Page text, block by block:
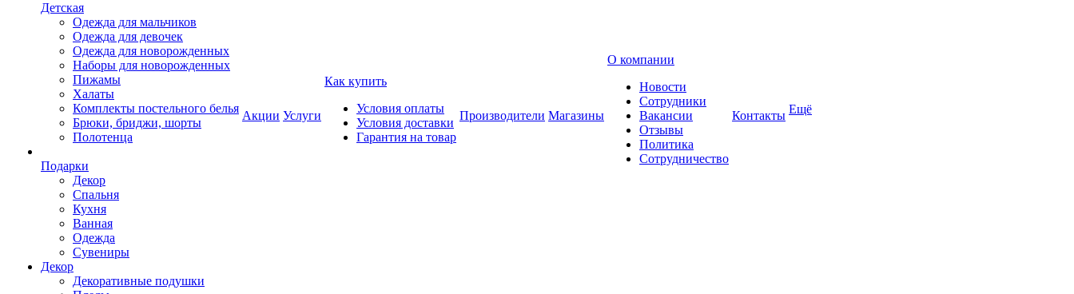
Детская
Одежда для мальчиков
Одежда для девочек
Одежда для новорожденных
Наборы для новорожденных
Пижамы
Халаты
Комплекты постельного белья
Брюки, бриджи, шорты
Полотенца
Подарки
Декор
Спальня
Кухня
Ванная
Одежда
Сувениры
Декор
Декоративные подушки
Акции Услуги
Как купить
Условия оплаты
Условия доставки
Гарантия на товар
Производители Магазины
О компании
Новости
Сотрудники
Вакансии
Отзывы
Политика
Сотрудничество
Контакты Ещё